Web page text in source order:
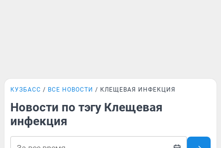
КУЗБАСС ВСЕ НОВОСТИ КЛЕЩЕВАЯ ИНФЕКЦИЯ
Новости по тэгу Клещевая
инфекция